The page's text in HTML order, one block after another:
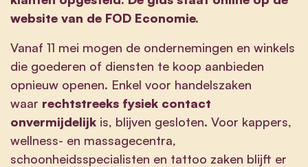
website van de FOD Economie.
Vanaf 11 mei mogen de ondernemingen en winkels
die goederen of diensten te koop aanbieden
opnieuw openen. Enkel voor handelszaken
waar rechtstreeks fysiek contact
onvermijdelijk is, blijven gesloten. Voor kappers,
wellness- en massagecentra,
schoonheidsspecialisten en tattoo zaken blijft er